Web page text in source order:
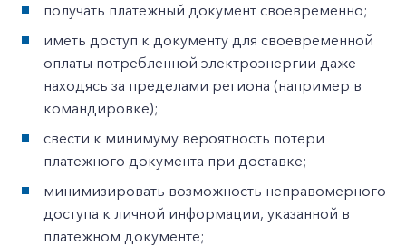
получать платежный документ своевременно;
иметь доступ к документу для своевременной
оплаты потребленной электроэнергии даже
находясь за пределами региона (например в
командировке);
свести к минимуму вероятность потери
платежного документа при доставке;
минимизировать возможность неправомерного
доступа к личной информации, указанной в
платежном документе;